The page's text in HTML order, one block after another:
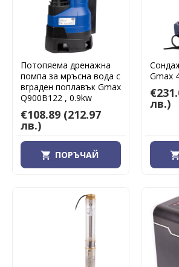
Потопяема дренажна
помпа за мръсна вода с
вграден поплавък Gmax
Q900B122 , 0.9kw
€108.89 (212.97
лв.)
ПОРЪЧАЙ
Gmax
лв.)